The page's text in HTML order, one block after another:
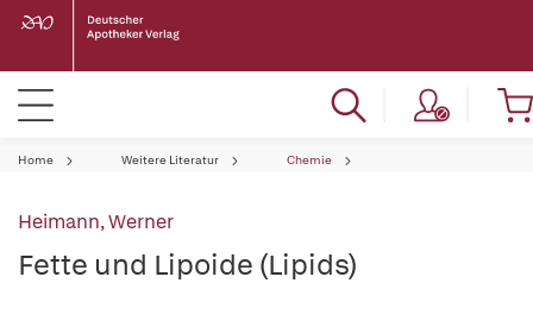
Home Weitere Literatur Chemie
Heimann, Werner
Fette und Lipoide (Lipids)